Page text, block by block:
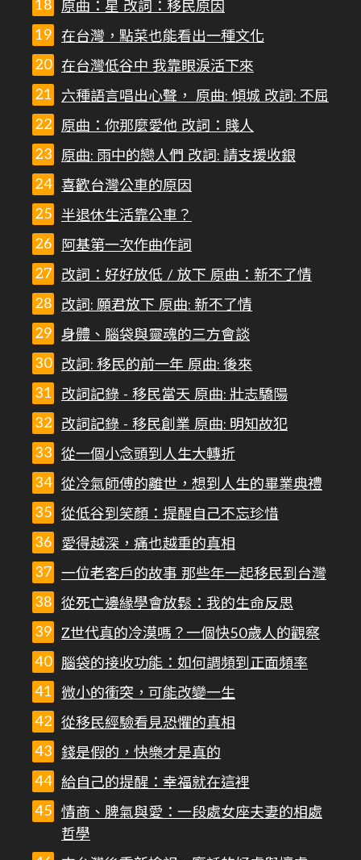
原曲：星 改詞：移民原因
在台灣，點菜也能看出一種文化
在台灣低谷中 我靠眼淚活下來
六種語言唱出心聲， 原曲: 傾城 改詞: 不屈
原曲：你那麼愛他 改詞：賤人
原曲: 雨中的戀人們 改詞: 請支援收銀
喜歡台灣公車的原因
半退休生活靠公車？
阿基第一次作曲作詞
改詞：好好放低 / 放下 原曲：新不了情
改詞: 願君放下 原曲: 新不了情
身體、腦袋與靈魂的三方會談
改詞: 移民的前一年 原曲: 後來
改詞記錄 - 移民當天 原曲: 壯志驕陽
改詞記錄 - 移民創業 原曲: 明知故犯
從一個小念頭到人生大轉折
從冷氣師傅的離世，想到人生的畢業典禮
從低谷到笑顏：提醒自己不忘珍惜
愛得越深，痛也越重的真相
一位老客戶的故事 那些年一起移民到台灣
從死亡邊緣學會放鬆：我的生命反思
Z世代真的冷漠嗎？一個快50歲人的觀察
腦袋的接收功能：如何調頻到正面頻率
微小的衝突，可能改變一生
從移民經驗看見恐懼的真相
錢是假的，快樂才是真的
給自己的提醒：幸福就在這裡
情商、脾氣與愛：一段處女座夫妻的相處
哲學